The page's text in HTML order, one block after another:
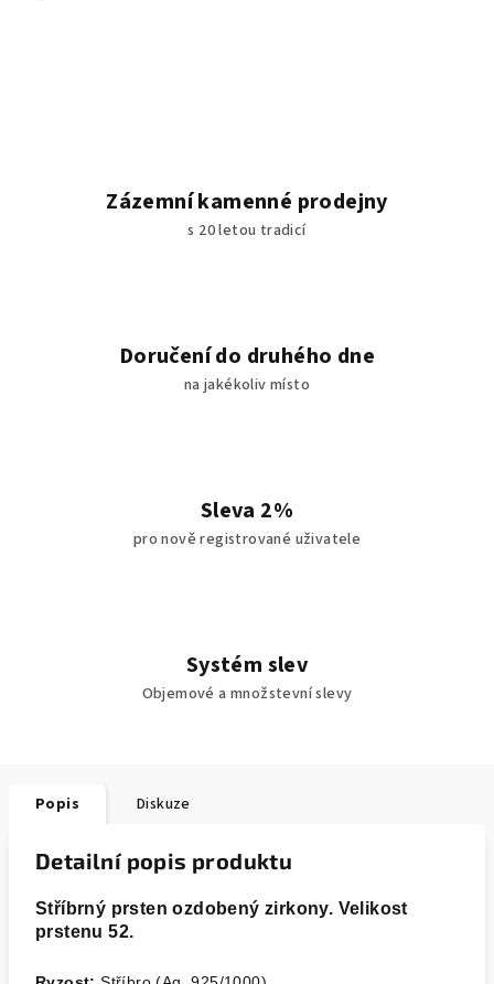
Zázemní kamenné prodejny
s 20 letou tradicí
Doručení do druhého dne
na jakékoliv místo
Sleva 2%
pro nově registrované uživatele
Systém slev
Objemové a množstevní slevy
Popis Diskuze
Detailní popis produktu
Stříbrný prsten ozdobený zirkony. Velikost
prstenu 52.